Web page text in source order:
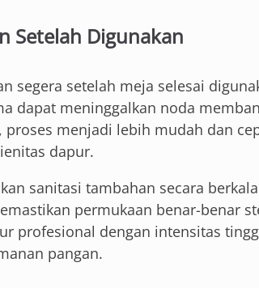
Setelah Digunakan
segera setelah meja selesai
dapat meninggalkan noda
menjadi lebih mudah dan
dapur.
sanitasi tambahan secara
permukaan benar-benar
profesional dengan intensitas
pangan.